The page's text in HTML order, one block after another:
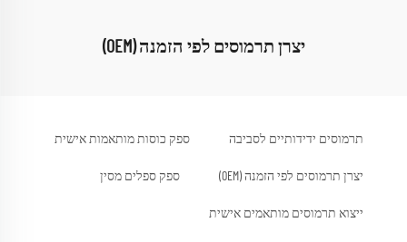
יצרן תרמוסים לפי הזמנה (OEM)
תרמוסים ידידותיים לסביבה ספק כוסות מותאמות אישית
יצרן תרמוסים לפי הזמנה (OEM) ספק ספלים מסין
ייצוא תרמוסים מותאמים אישית